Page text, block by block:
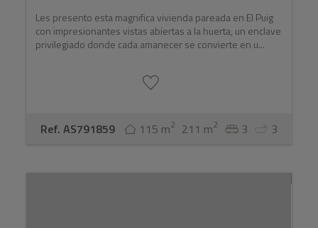
Les presento esta magnifica vivienda pareada en El Puig
con impresionantes vistas abiertas a la huerta, un enclave
privilegiado donde cada amanecer se convierte en u...
Ref. AS791859 115 m2 211 m2 3 3